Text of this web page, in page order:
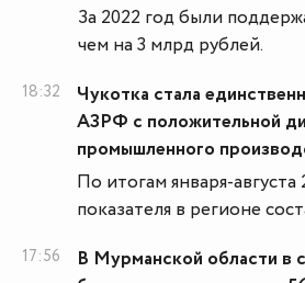
За 2022 год были
чем на 3 млрд рублей.
18:32
Чукотка стала
АЗРФ с положительной
промышленного
По итогам января-августа
показателя в регионе
17:56
В Мурманской области в